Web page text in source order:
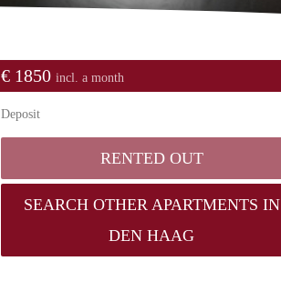
€ 1850 incl. a month
Deposit
RENTED OUT
SEARCH OTHER APARTMENTS IN
DEN HAAG